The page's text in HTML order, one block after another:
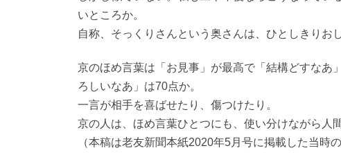
いところか。
自称、そっくりさんという奥さんは、ひとしきりお
京のほめ言葉は「お見事」が最高で「結構どすなあ
ろしいなあ」は70点か。
一言が相手を喜ばせたり、傷つけたり。
京の人は、ほめ言葉ひとつにも、使い分けながら
（本稿は老友新聞本紙2020年5月号に掲載した当時の